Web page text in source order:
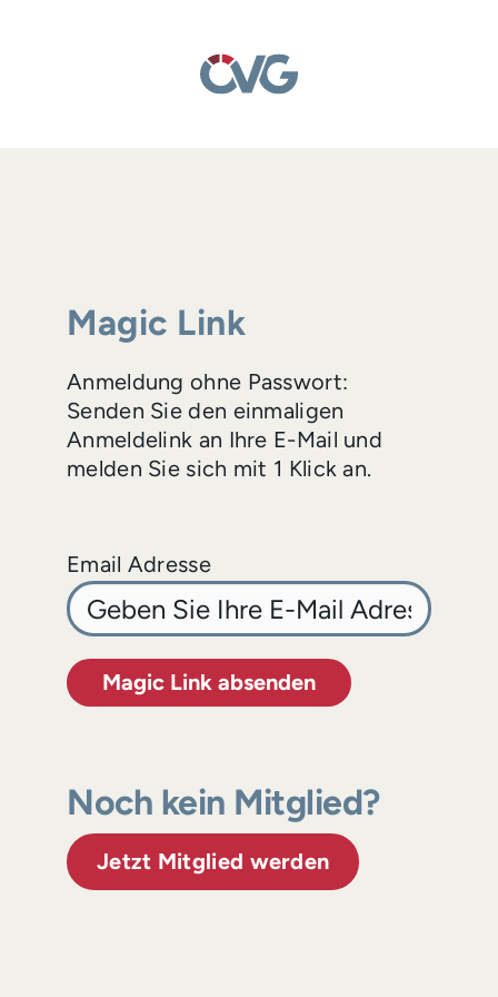
Magic Link
Anmeldung ohne Passwort:
Senden Sie den einmaligen
Anmeldelink an Ihre E-Mail und
melden Sie sich mit 1 Klick an.
Email Adresse
Magic Link absenden
Noch kein Mitglied?
Jetzt Mitglied werden